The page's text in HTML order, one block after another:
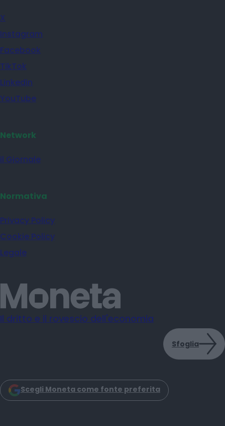
X
Instagram
Facebook
TikTok
Linkedin
YouTube
Network
il Giornale
Normativa
Privacy Policy
Cookie Policy
Legale
Il dritto e il rovescio dell'economia
Sfoglia
Scegli Moneta come fonte preferita